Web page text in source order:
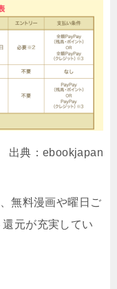
出典：ebookjapan
無料漫画や曜日ご
元が充実してい